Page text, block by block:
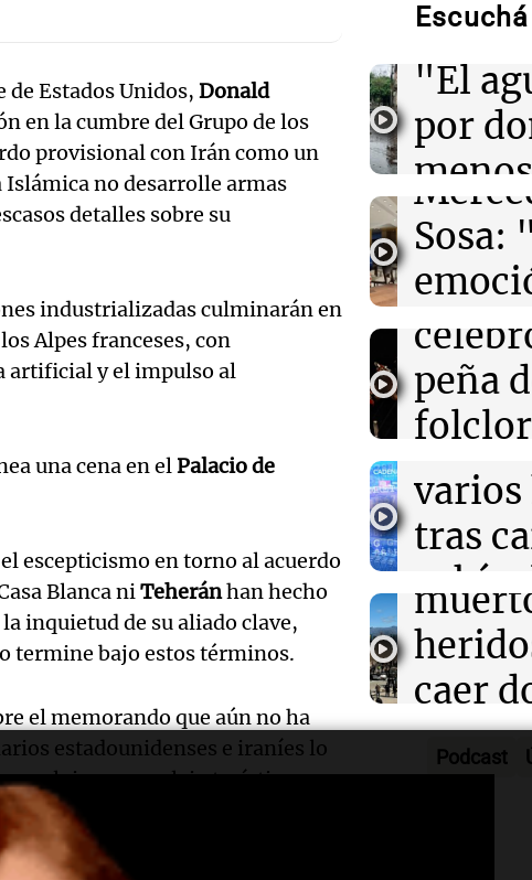
Estados Unidos, Donald
en la cumbre del Grupo de los
provisional con Irán como un
Islámica no desarrolle armas
detalles sobre su
industrializadas culminarán en
Alpes franceses, con
artificial y el impulso al
una cena en elPalacio de
escepticismo en torno al acuerdo
Blanca niTeheránhan hecho
inquietud de su aliado clave,
termine bajo estos términos.
el memorando que aún no ha
estadounidenses e iraníes lo
un lujoso complejo turístico en
No podrá comprarla ni
02:13 Mundo
Más de 1.300
Dolphin
02:03 Tecnología
Airbnb acelera
funciones
artificial en su
01:49
El Pentágono
industria de
01:31 Ciencia
Reducir
disminuye
salud, según
"El
por
menos
Una
Rosario
Episodios
Audio.
huella
Sosa:
filtro
Una
Rosario
Audio.
peña
Tarde y
Episodios
Audio.
varios
tras
desde
Panorama
Episodios
Audio.
caer
desde
puente
Audio.
noche
Audio.
Podcast